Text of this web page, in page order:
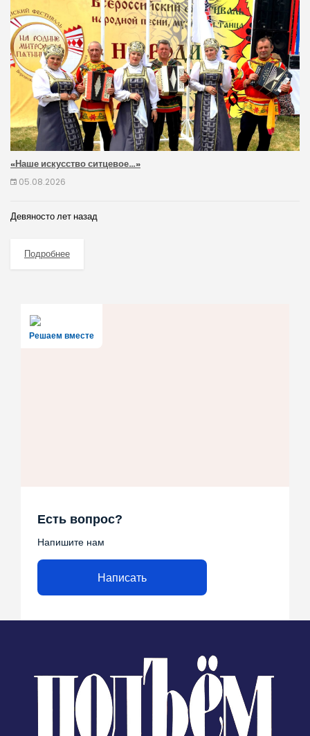
«Наше искусство ситцевое…»
05.08.2026
Девяносто лет назад
Подробнее
Решаем вместе
Есть вопрос?
Напишите нам
Написать